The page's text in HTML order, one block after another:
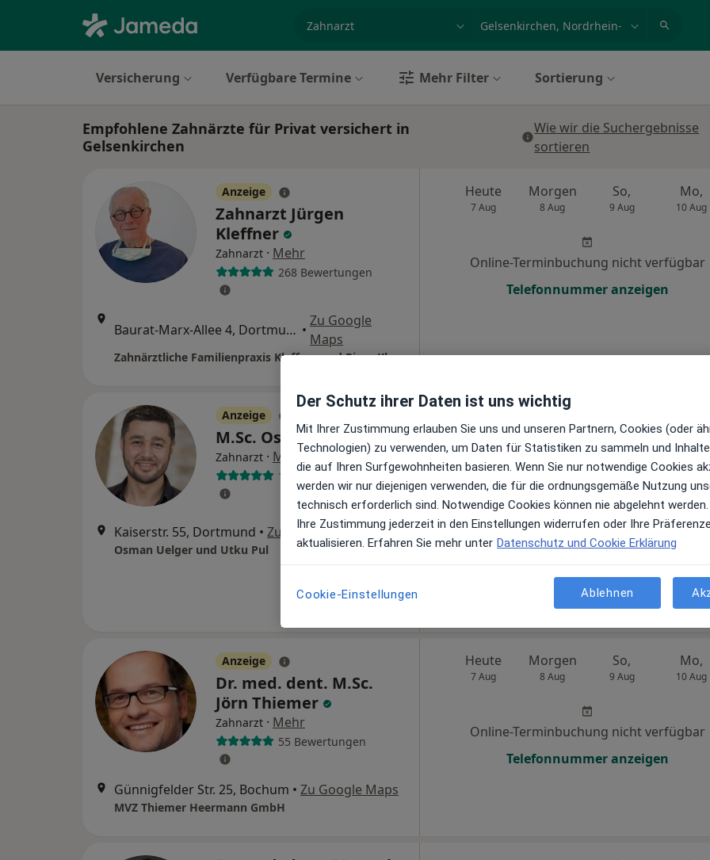
Versicherung Verfügbare Termine Mehr Filter Sortierung
Empfohlene Zahnärzte für Privat versichert in
Gelsenkirchen
Wie wir die Suchergebnisse
sortieren
Anzeige
Zahnarzt Jürgen
Kleffner
Zahnarzt · Mehr
268 Bewertungen
Baurat-Marx-Allee 4, Dortmund •
Zu Google
Maps
Zahnärztliche Familienpraxis Kleffner und Risse-Kleffner | Gemeinschaftspraxis | Zahnarzt in Dortmund |
Heute
7 Aug
Morgen
8 Aug
So,
9 Aug
Mo,
10 Aug
Online-Terminbuchung nicht verfügbar
Telefonnummer anzeigen
Anzeige
M.Sc. Osman Uelger
Zahnarzt · Mehr
108 Bewertungen
Kaiserstr. 55, Dortmund • Zu Google Maps
Osman Uelger und Utku Pul
7 Aug
Morgen
8 Aug 9 Aug 10 Aug
Online-Terminbuchung nicht verfügbar
Terminanfrage senden
Anzeige
Dr. med. dent. M.Sc.
Jörn Thiemer
Zahnarzt · Mehr
55 Bewertungen
Günnigfelder Str. 25, Bochum • Zu Google Maps
MVZ Thiemer Heermann GmbH
Heute
7 Aug
Morgen
8 Aug
So,
9 Aug
Mo,
10 Aug
Online-Terminbuchung nicht verfügbar
Telefonnummer anzeigen
Der Schutz ihrer Daten ist uns wichtig
Mit Ihrer Zustimmung erlauben Sie uns und unseren Partnern, Cookies (oder
Technologien) zu verwenden, um Daten für Statistiken zu sammeln und
die auf Ihren Surfgewohnheiten basieren. Wenn Sie nur notwendige Cookies
werden wir nur diejenigen verwenden, die für die ordnungsgemäße Nutzung
technisch erforderlich sind. Notwendige Cookies können nie abgelehnt werden.
Ihre Zustimmung jederzeit in den Einstellungen widerrufen oder Ihre
aktualisieren. Erfahren Sie mehr unter Datenschutz und Cookie Erklärung
Cookie-Einstellungen Ablehnen